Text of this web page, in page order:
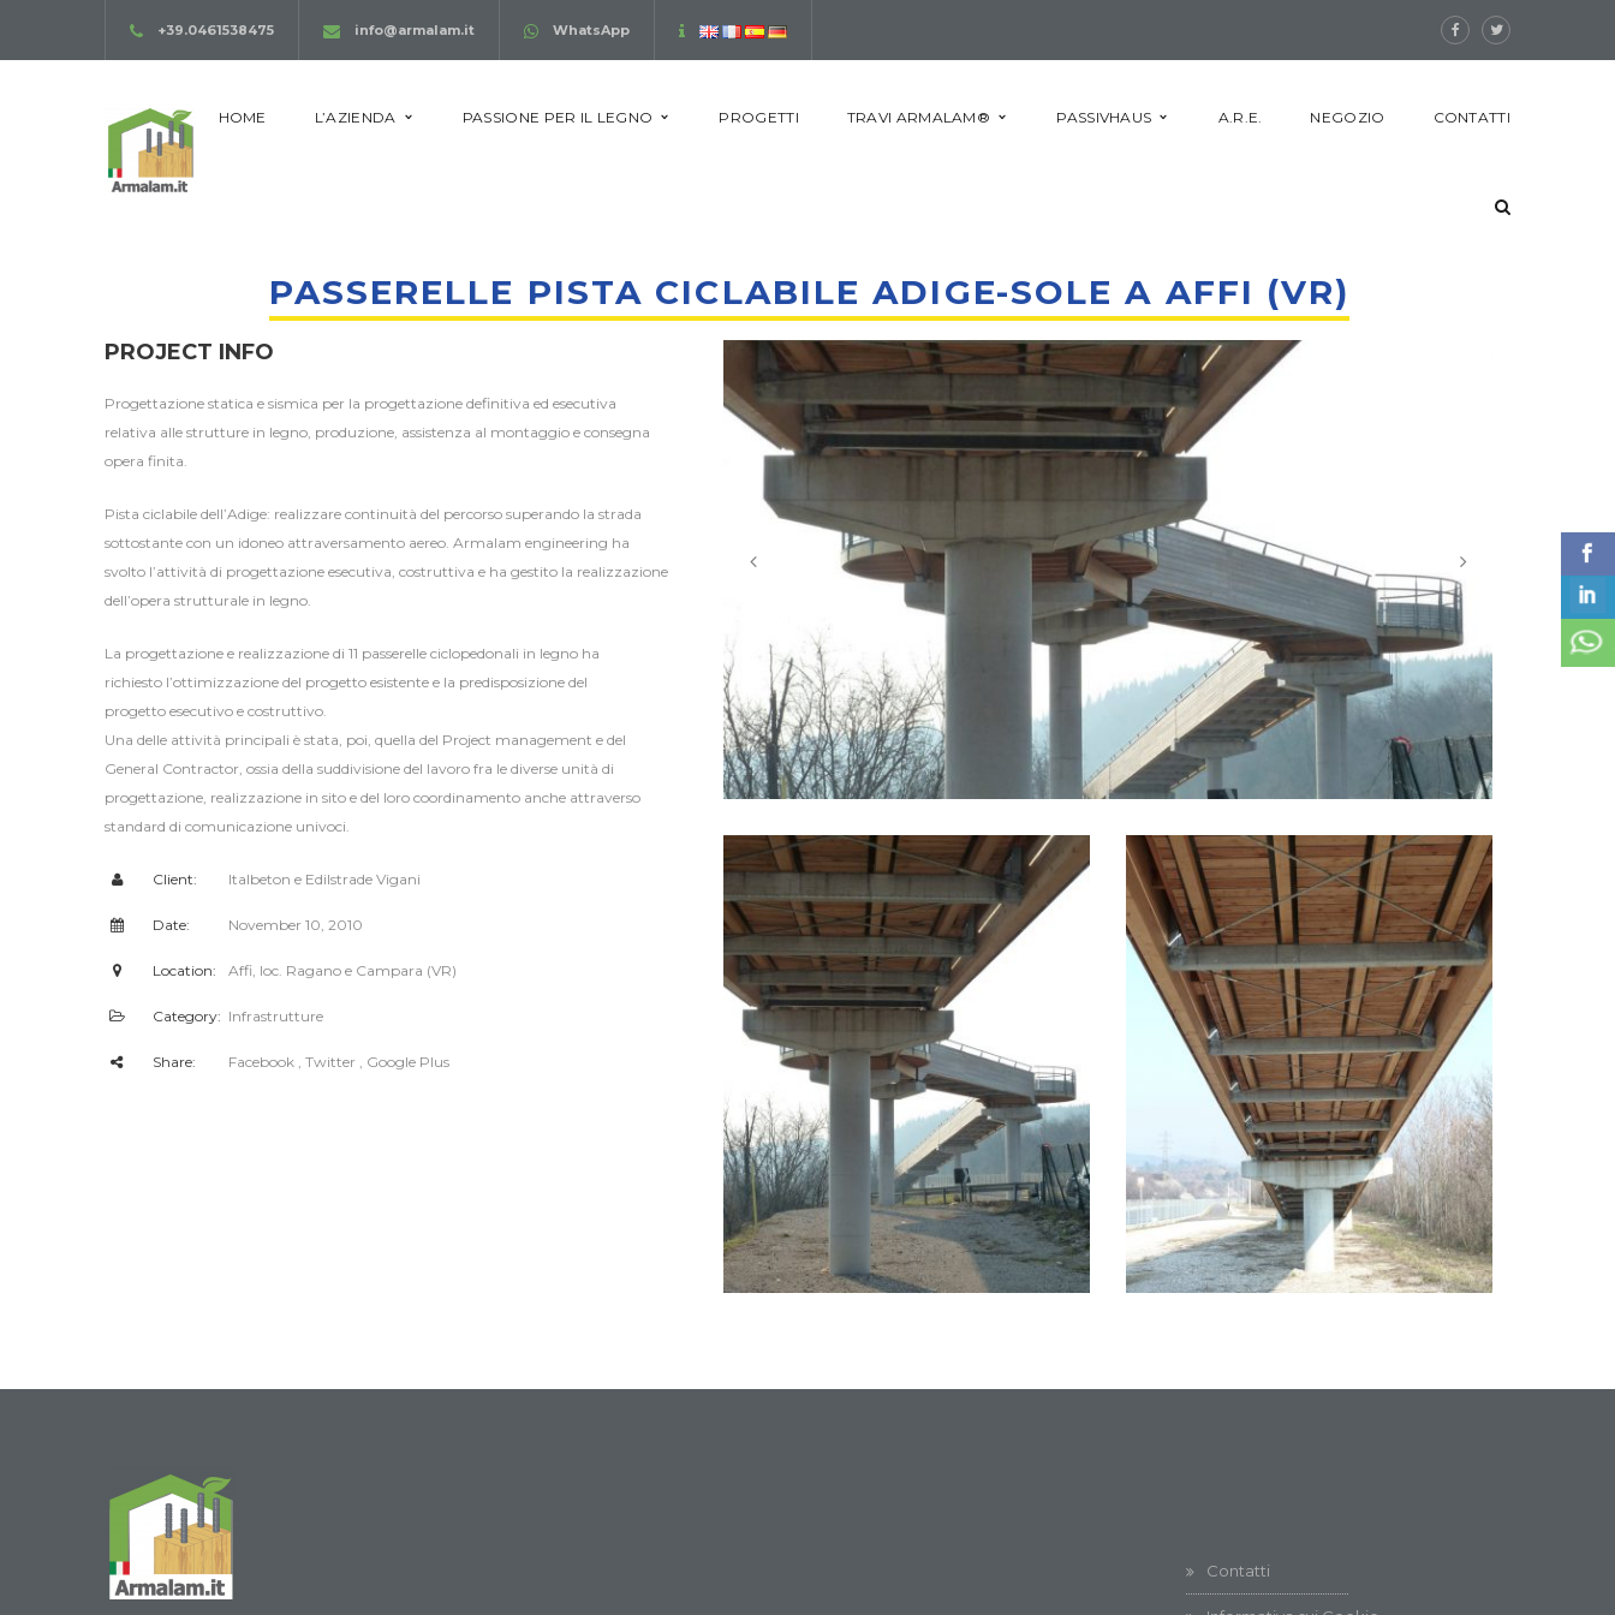
+39.0461538475 info@armalam.it WhatsApp
HOME L’AZIENDA PASSIONE PER IL LEGNO PROGETTI TRAVI ARMALAM® PASSIVHAUS A.R.E. NEGOZIO CONTATTI
PASSERELLE PISTA CICLABILE ADIGE-SOLE A AFFI (VR)
PROJECT INFO
Progettazione statica e sismica per la progettazione definitiva ed esecutiva
relativa alle strutture in legno, produzione, assistenza al montaggio e consegna
opera finita.
Pista ciclabile dell’Adige: realizzare continuità del percorso superando la strada
sottostante con un idoneo attraversamento aereo. Armalam engineering ha
svolto l’attività di progettazione esecutiva, costruttiva e ha gestito la realizzazione
dell’opera strutturale in legno.
La progettazione e realizzazione di 11 passerelle ciclopedonali in legno ha
richiesto l’ottimizzazione del progetto esistente e la predisposizione del
progetto esecutivo e costruttivo.
Una delle attività principali è stata, poi, quella del Project management e del
General Contractor, ossia della suddivisione del lavoro fra le diverse unità di
progettazione, realizzazione in sito e del loro coordinamento anche attraverso
standard di comunicazione univoci.
Client: Italbeton e Edilstrade Vigani
Date: November 10, 2010
Location: Affi, loc. Ragano e Campara (VR)
Category: Infrastrutture
Share: Facebook , Twitter , Google Plus
Contatti